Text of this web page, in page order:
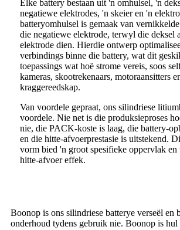
Elke battery bestaan ​​uit 'n omhulsel, 'n
negatiewe elektrodes, 'n skeier en 'n
batteryomhulsel is gemaak van
die negatiewe elektrode, terwyl die deksel
elektrode dien. Hierdie ontwerp
verbindings binne die battery, wat dit
toepassings wat hoë strome vereis, soos
kameras, skootrekenaars, motoraansitters
kraggereedskap.
Van voordele gepraat, ons silindriese
voordele. Nie net is die produksieproses
nie, die PACK-koste is laag, die battery-
en die hitte-afvoerprestasie is uitstekend.
vorm bied 'n groot spesifieke oppervlak en
hitte-afvoer effek.
Boonop is ons silindriese batterye verseël en
onderhoud tydens gebruik nie. Boonop is hul